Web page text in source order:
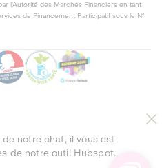
l'Autorité des Marchés Financiers en tant
de Financement Participatif sous le N°
de notre chat, il vous est
de notre outil Hubspot.